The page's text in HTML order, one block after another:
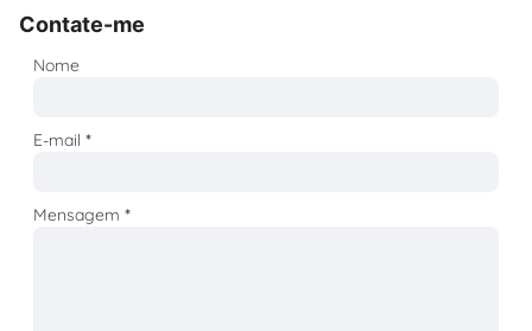
Contate-me
Nome
E-mail*
Mensagem*